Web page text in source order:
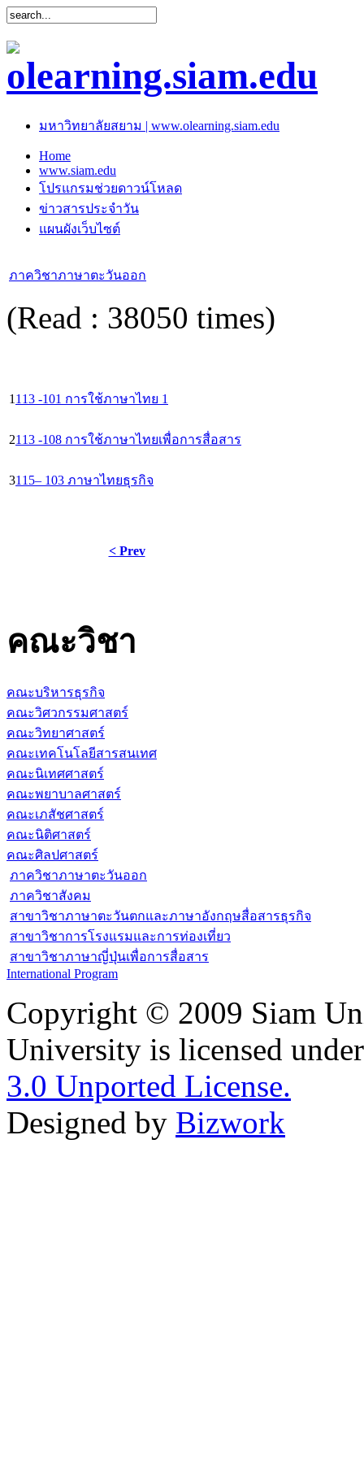
มหาวิทยาลัยสยาม | www.olearning.siam.edu
Home
www.siam.edu
โปรแกรมช่วยดาวน์โหลด
ข่าวสารประจำวัน
แผนผังเว็บไซต์
ภาควิชาภาษาตะวันออก
(Read : 38050 times)
1 113 -101 การใช้ภาษาไทย 1
2113 -108 การใช้ภาษาไทยเพื่อการสื่อสาร
3115– 103 ภาษาไทยธุรกิจ
< Prev
คณะวิชา
คณะบริหารธุรกิจ
คณะวิศวกรรมศาสตร์
คณะวิทยาศาสตร์
คณะเทคโนโลยีสารสนเทศ
คณะนิเทศศาสตร์
คณะพยาบาลศาสตร์
คณะเภสัชศาสตร์
คณะนิติศาสตร์
คณะศิลปศาสตร์
ภาควิชาภาษาตะวันออก
ภาควิชาสังคม
สาขาวิชาภาษาตะวันตกและภาษาอังกฤษสื่อสารธุรกิจ
สาขาวิชาการโรงแรมและการท่องเที่ยว
สาขาวิชาภาษาญี่ปุ่นเพื่อการสื่อสาร
International Program
Copyright © 2009 Siam
University is licensed
3.0 Unported License.
Designed by Bizwork